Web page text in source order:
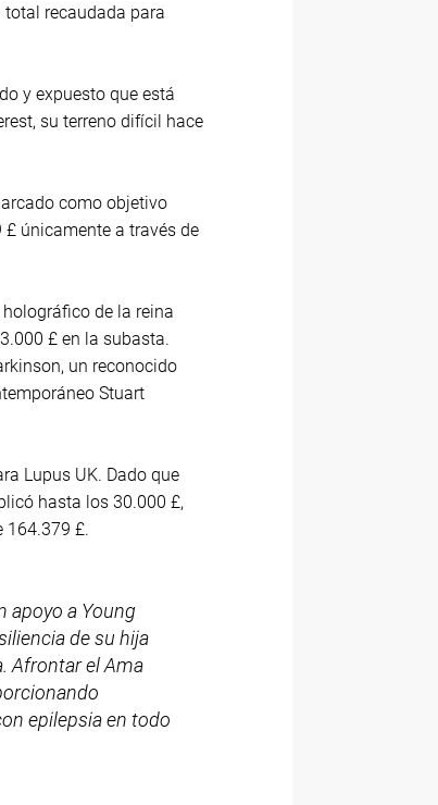
recaudada para
y expuesto que está
su terreno difícil hace
como objetivo
únicamente a través de
de la reina
£ en la subasta.
un reconocido
Stuart
Lupus UK. Dado que
hasta los 30.000 £,
164.379 £.
apoyo a Young
de su hija
Afrontar el Ama
epilepsia en todo